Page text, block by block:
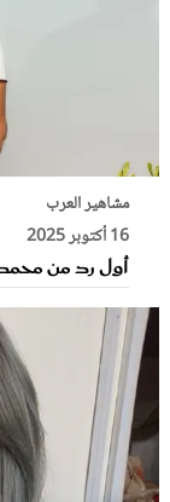
مشاهير العرب
16 أكتوبر 2025
أول رد من محمد